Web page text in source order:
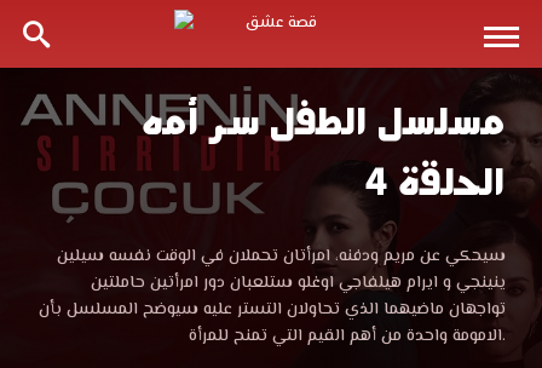
مسلسل
الطفل
أمه
مسلسل الطفل سر أمه
الحلقة 4
مسلسل
سر
سيحكي عن مريم ودفنه، امرأتان تحملان في الوقت نفسه سيلين
ينينجي و ايرام هيلفاجي اوغلو ستلعبان دور امرأتين حاملتين
تواجهان ماضيهما الذي تحاولان التستر عليه سيوضح المسلسل بأن
الامومة واحدة من أهم القيم التي تمنح للمرأة.